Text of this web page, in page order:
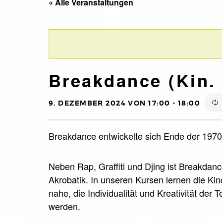
Breakdance
9. DEZEMBER 2024 VON 17:00 - 18:00
Breakdance entwickelte sich Ende der
Neben Rap, Graffiti und Djing ist
Akrobatik. In unseren Kursen lernen die
nahe, die Individualität und Kreativität der
werden.